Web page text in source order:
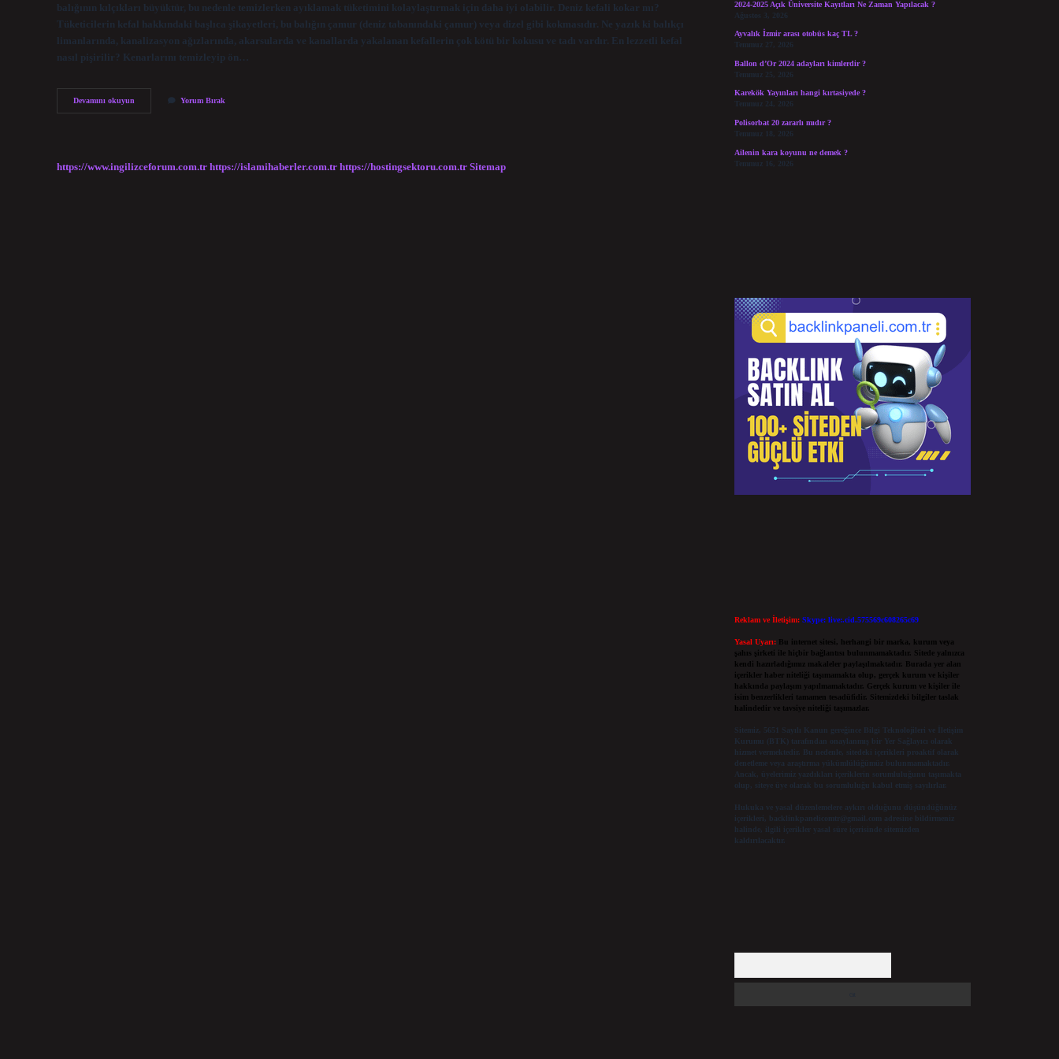
balığının kılçıkları büyüktür, bu nedenle temizlerken ayıklamak tüketimini kolaylaştırmak için daha iyi olabilir. Deniz kefali kokar mı?
Tüketicilerin kefal hakkındaki başlıca şikayetleri, bu balığın çamur (deniz tabanındaki çamur) veya dizel gibi kokmasıdır. Ne yazık ki balıkçı
limanlarında, kanalizasyon ağızlarında, akarsularda ve kanallarda yakalanan kefallerin çok kötü bir kokusu ve tadı vardır. En lezzetli kefal
nasıl pişirilir? Kenarlarını temizleyip ön…
Devamını okuyun
Balığı
Yorum Bırak
https://www.ingilizceforum.com.tr https://islamihaberler.com.tr https://hostingsektoru.com.tr Sitemap
2024-2025 Açık Üniversite Kayıtları Ne Zaman Yapılacak ?
Ağustos 3, 2026
Ayvalık İzmir arası otobüs kaç TL ?
Temmuz 27, 2026
Ballon d’Or 2024 adayları kimlerdir ?
Temmuz 25, 2026
Karekök Yayınları hangi kırtasiyede ?
Temmuz 24, 2026
Polisorbat 20 zararlı mıdır ?
Temmuz 18, 2026
Ailenin kara koyunu ne demek ?
Temmuz 16, 2026
Reklam ve İletişim: Skype: live:.cid.575569c608265c69
Yasal Uyarı:
Bu internet sitesi, herhangi bir marka, kurum veya
şahıs şirketi ile hiçbir bağlantısı bulunmamaktadır. Sitede yalnızca
kendi hazırladığımız makaleler paylaşılmaktadır. Burada yer alan
içerikler haber niteliği taşımamakta olup, gerçek kurum ve kişiler
hakkında paylaşım yapılmamaktadır. Gerçek kurum ve kişiler ile
isim benzerlikleri tamamen tesadüfidir. Sitemizdeki bilgiler taslak
halindedir ve tavsiye niteliği taşımazlar.
Sitemiz, 5651 Sayılı Kanun gereğince Bilgi Teknolojileri ve İletişim
Kurumu (BTK) tarafından onaylanmış bir Yer Sağlayıcı olarak
hizmet vermektedir. Bu nedenle, sitedeki içerikleri proaktif olarak
denetleme veya araştırma yükümlülüğümüz bulunmamaktadır.
Ancak, üyelerimiz yazdıkları içeriklerin sorumluluğunu taşımakta
olup, siteye üye olarak bu sorumluluğu kabul etmiş sayılırlar.
Hukuka ve yasal düzenlemelere aykırı olduğunu düşündüğünüz
içerikleri,
backlinkpanelicomtr@gmail.comadresine bildirmeniz
halinde, ilgili içerikler yasal süre içerisinde sitemizden
kaldırılacaktır.